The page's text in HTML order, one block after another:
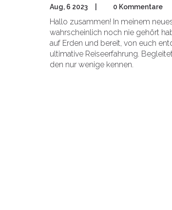
Aug, 6 2023 0 Kommentare
Hallo zusammen! In meinem
wahrscheinlich noch nie gehört
auf Erden und bereit, von euch
ultimative Reiseerfahrung.
den nur wenige kennen.